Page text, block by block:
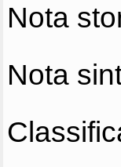
Nota
Nota